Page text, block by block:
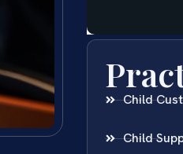
Child
Child